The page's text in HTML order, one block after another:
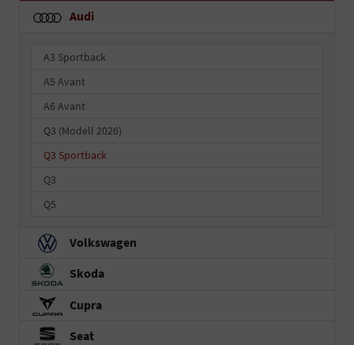
Audi
A3 Sportback
A5 Avant
A6 Avant
Q3 (Modell 2026)
Q3 Sportback
Q3
Q5
Volkswagen
Skoda
Cupra
Seat